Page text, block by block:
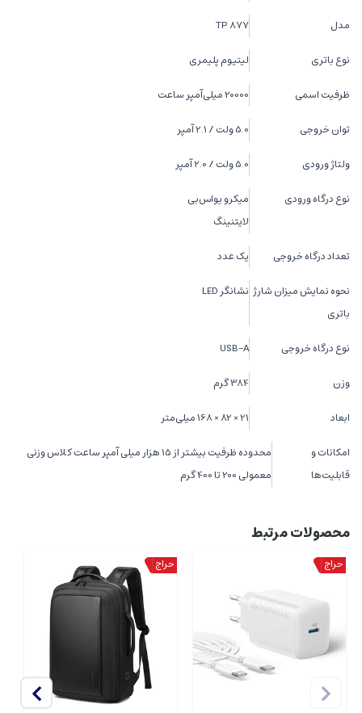
مدل TP 877
نوع باتری لیتیوم پلیمری
ظرفیت اسمی 20000 میلی‌آمپر ساعت
توان خروجی 5.0 ولت / 2.1 آمپر
ولتاژ ورودی 5.0 ولت / 2.0 آمپر
نوع درگاه ورودی
میکرو یو‌اس‌بی
لایتنینگ
تعداد درگاه خروجی یک عدد
نحوه نمایش میزان شارژ
باتری
نشانگر LED
نوع درگاه خروجی USB-A
وزن 384 گرم
ابعاد 21 × 82 × 168 میلی‌متر
امکانات و
قابلیت‌ها
محدوده ظرفیت بیشتر از 15 هزار میلی ‌آمپر‌ ساعت کلاس وزنی
معمولی 200 تا 400 گرم
محصولات مرتبط